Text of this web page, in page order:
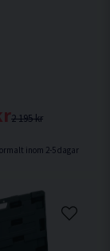
485mm
2 195 kr
inom 2-5 dagar